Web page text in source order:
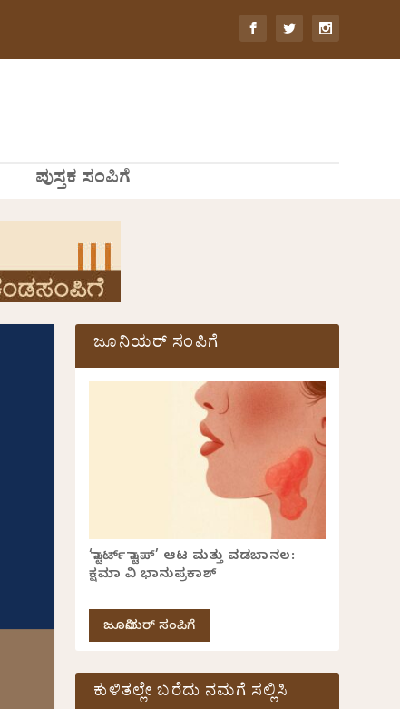
ಪುಸ್ತಕ ಸಂಪಿಗೆ
ಜೂನಿಯರ್ ಸಂಪಿಗೆ
‘ಸ್ಟಾರ್ಟ್ ಸ್ಟಾಪ್’ ಆಟ ಮತ್ತು ವಡಬಾನಲ:
ಕ್ಷಮಾ ವಿ ಭಾನುಪ್ರಕಾಶ್
ಜೂನಿಯರ್ ಸಂಪಿಗೆ
ಕುಳಿತಲ್ಲೇ ಬರೆದು ನಮಗೆ ಸಲ್ಲಿಸಿ